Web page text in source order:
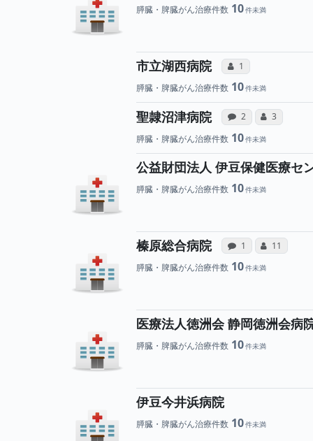
膵臓・脾臓がん治療件数 10
市立湖西病院 コミュニケーション
1 所属医師へ
膵臓・脾臓がん治療件数 10
聖隷沼津病院 感想投稿（合算）
2 病院への声
コミュニケ
3 所属
膵臓・脾臓がん治療件数 10
公益財団法人 伊豆保健医療セ
膵臓・脾臓がん治療件数 10
榛原総合病院 感想投稿（合算）
1 病院への声
コミュニケ
11 所属
膵臓・脾臓がん治療件数 10
医療法人徳洲会 静岡徳洲会病
膵臓・脾臓がん治療件数 10
伊豆今井浜病院
膵臓・脾臓がん治療件数 10